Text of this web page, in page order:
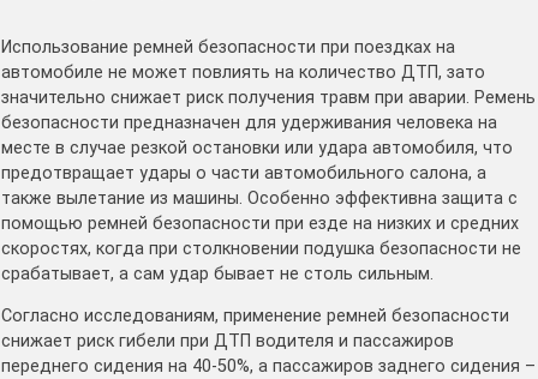
Использование ремней безопасности при поездках на
автомобиле не может повлиять на количество ДТП, зато
значительно снижает риск получения травм при аварии. Ремень
безопасности предназначен для удерживания человека на
месте в случае резкой остановки или удара автомобиля, что
предотвращает удары о части автомобильного салона, а
также вылетание из машины. Особенно эффективна защита с
помощью ремней безопасности при езде на низких и средних
скоростях, когда при столкновении подушка безопасности не
срабатывает, а сам удар бывает не столь сильным.
Согласно исследованиям, применение ремней безопасности
снижает риск гибели при ДТП водителя и пассажиров
переднего сидения на 40-50%, а пассажиров заднего сидения –